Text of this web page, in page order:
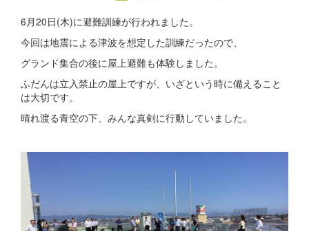
6月20日(木)に避難訓練が行われました。
今回は地震による津波を想定した訓練だったので、
グランド集合の後に屋上避難も体験しました。
ふだんは立入禁止の屋上ですが、いざという時に備えること
は大切です。
晴れ渡る青空の下、みんな真剣に行動していました。